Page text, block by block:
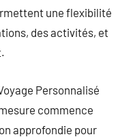
une flexibilité
des activités, et
Personnalisé
commence
approfondie pour